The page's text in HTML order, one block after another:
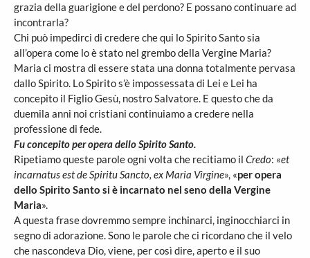
grazia della guarigione e del perdono? E possano continuare ad
incontrarla?
Chi può impedirci di credere che qui lo Spirito Santo sia
all’opera come lo è stato nel grembo della Vergine Maria?
Maria ci mostra di essere stata una donna totalmente pervasa
dallo Spirito. Lo Spirito s’è impossessata di Lei e Lei ha
concepito il Figlio Gesù, nostro Salvatore. E questo che da
duemila anni noi cristiani continuiamo a credere nella
professione di fede.
Fu concepito per opera dello Spirito Santo.
Ripetiamo queste parole ogni volta che recitiamo il Credo: «et
incarnatus est de Spiritu Sancto, ex Maria Virgine», «per opera
dello Spirito Santo si è incarnato nel seno della Vergine
Maria».
A questa frase dovremmo sempre inchinarci, inginocchiarci in
segno di adorazione. Sono le parole che ci ricordano che il velo
che nascondeva Dio, viene, per così dire, aperto e il suo